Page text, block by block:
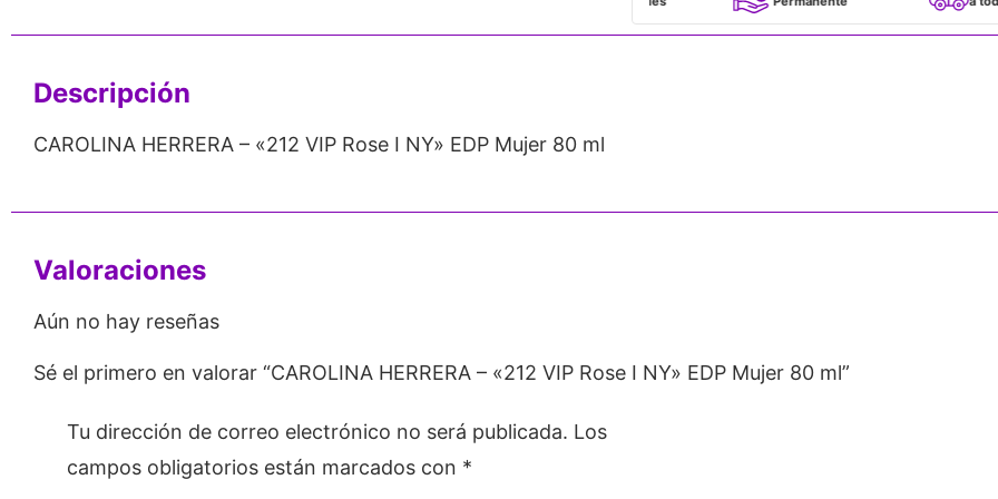
Descripción
CAROLINA HERRERA – «212 VIP Rose I NY» EDP Mujer 80 ml
Valoraciones
Aún no hay reseñas
Sé el primero en valorar “CAROLINA HERRERA – «212 VIP Rose I NY» EDP Mujer 80 ml”
Tu dirección de correo electrónico no será publicada. Los
campos obligatorios están marcados con *